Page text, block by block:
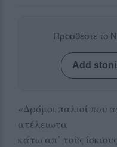
Προσθέστε το
Add
«Δρόμοι παλιοί που
ατέλειωτα
κάτω απ᾿ τοὺς